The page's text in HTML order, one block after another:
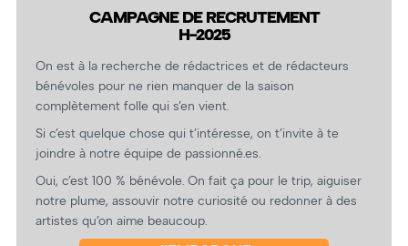
CAMPAGNE DE RECRUTEMENT
H-2025
On est à la recherche de rédactrices et de rédacteurs
bénévoles pour ne rien manquer de la saison
complètement folle qui s’en vient.
Si c’est quelque chose qui t’intéresse, on t’invite à te
joindre à notre équipe de passionné.es.
Oui, c’est 100 % bénévole. On fait ça pour le trip, aiguiser
notre plume, assouvir notre curiosité ou redonner à des
artistes qu’on aime beaucoup.